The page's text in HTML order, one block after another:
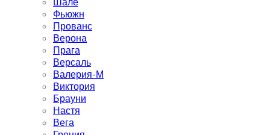
Фьюжн
Прованс
Верона
Прага
Версаль
Валерия-М
Виктория
Брауни
Настя
Вега